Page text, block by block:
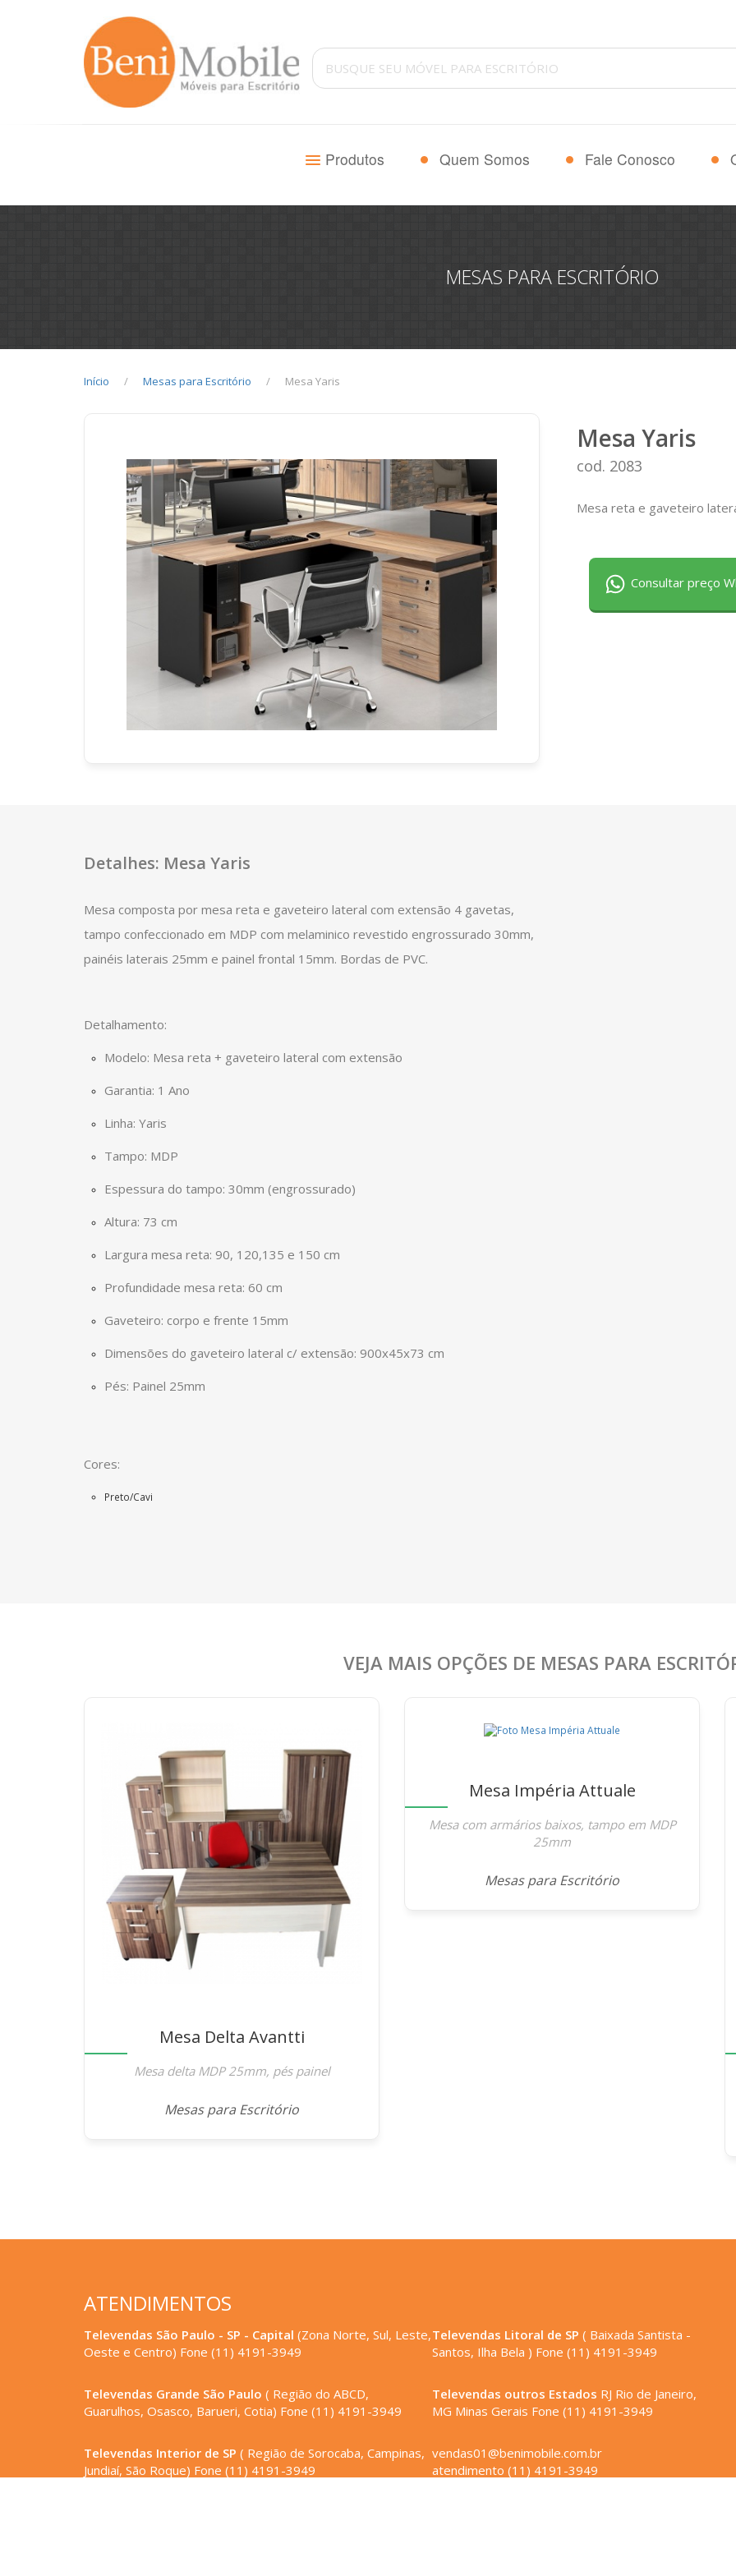
Produtos Quem Somos Fale Conosco
MESAS PARA ESCRITÓRIO
Início Mesas para Escritório Mesa Yaris
Mesa Yaris
cod. 2083
Mesa reta e gaveteiro
Consultar preço
Detalhes: Mesa Yaris
Mesa composta por mesa reta e gaveteiro lateral com extensão 4 gavetas,
tampo confeccionado em MDP com melaminico revestido engrossurado 30mm,
painéis laterais 25mm e painel frontal 15mm. Bordas de PVC.
Detalhamento:
Modelo: Mesa reta + gaveteiro lateral com extensão
Garantia: 1 Ano
Linha: Yaris
Tampo: MDP
Espessura do tampo: 30mm (engrossurado)
Altura: 73 cm
Largura mesa reta: 90, 120,135 e 150 cm
Profundidade mesa reta: 60 cm
Gaveteiro: corpo e frente 15mm
Dimensões do gaveteiro lateral c/ extensão: 900x45x73 cm
Pés: Painel 25mm
Cores:
Preto/Cavi
VEJA MAIS OPÇÕES DE MESAS PARA
Mesa Delta Avantti
Mesa delta MDP 25mm, pés painel
Mesas para Escritório
Mesa Impéria Attuale
Mesa com armários baixos, tampo em MDP
25mm
Mesas para Escritório
ATENDIMENTOS
Televendas São Paulo - SP - Capital (Zona Norte, Sul, Leste,
Oeste e Centro) Fone (11) 4191-3949
Televendas Grande São Paulo ( Região do ABCD,
Guarulhos, Osasco, Barueri, Cotia) Fone (11) 4191-3949
Televendas Interior de SP ( Região de Sorocaba, Campinas,
Jundiaí, São Roque) Fone (11) 4191-3949
Televendas Litoral de SP ( Baixada Santista -
Santos, Ilha Bela ) Fone (11) 4191-3949
Televendas outros Estados RJ Rio de Janeiro,
MG Minas Gerais Fone (11) 4191-3949
vendas01@benimobile.com.br
atendimento (11) 4191-3949